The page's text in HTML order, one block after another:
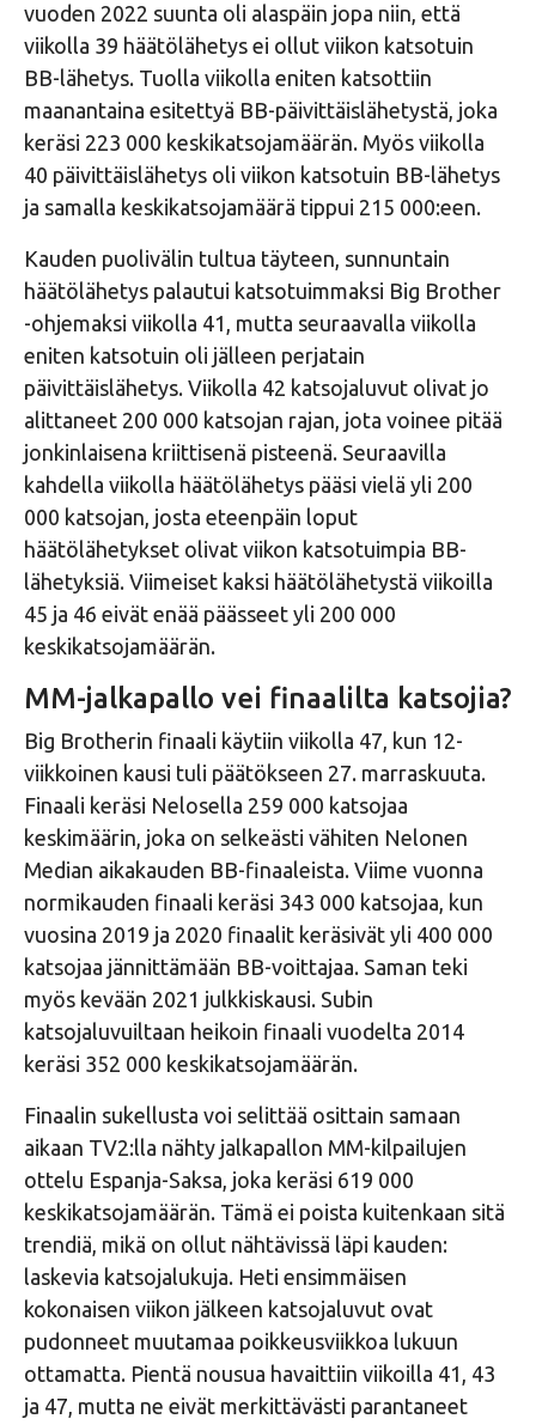
vuoden 2022 suunta oli alaspäin jopa niin, että
viikolla 39 häätölähetys ei ollut viikon katsotuin
BB-lähetys. Tuolla viikolla eniten katsottiin
maanantaina esitettyä BB-päivittäislähetystä, joka
keräsi 223 000 keskikatsojamäärän. Myös viikolla
40 päivittäislähetys oli viikon katsotuin BB-lähetys
ja samalla keskikatsojamäärä tippui 215 000:een.
Kauden puolivälin tultua täyteen, sunnuntain
häätölähetys palautui katsotuimmaksi Big Brother
-ohjemaksi viikolla 41, mutta seuraavalla viikolla
eniten katsotuin oli jälleen perjatain
päivittäislähetys. Viikolla 42 katsojaluvut olivat jo
alittaneet 200 000 katsojan rajan, jota voinee pitää
jonkinlaisena kriittisenä pisteenä. Seuraavilla
kahdella viikolla häätölähetys pääsi vielä yli 200
000 katsojan, josta eteenpäin loput
häätölähetykset olivat viikon katsotuimpia BB-
lähetyksiä. Viimeiset kaksi häätölähetystä viikoilla
45 ja 46 eivät enää päässeet yli 200 000
keskikatsojamäärän.
MM-jalkapallo vei finaalilta katsojia?
Big Brotherin finaali käytiin viikolla 47, kun 12-
viikkoinen kausi tuli päätökseen 27. marraskuuta.
Finaali keräsi Nelosella 259 000 katsojaa
keskimäärin, joka on selkeästi vähiten Nelonen
Median aikakauden BB-finaaleista. Viime vuonna
normikauden finaali keräsi 343 000 katsojaa, kun
vuosina 2019 ja 2020 finaalit keräsivät yli 400 000
katsojaa jännittämään BB-voittajaa. Saman teki
myös kevään 2021 julkkiskausi. Subin
katsojaluvuiltaan heikoin finaali vuodelta 2014
keräsi 352 000 keskikatsojamäärän.
Finaalin sukellusta voi selittää osittain samaan
aikaan TV2:lla nähty jalkapallon MM-kilpailujen
ottelu Espanja-Saksa, joka keräsi 619 000
keskikatsojamäärän. Tämä ei poista kuitenkaan sitä
trendiä, mikä on ollut nähtävissä läpi kauden:
laskevia katsojalukuja. Heti ensimmäisen
kokonaisen viikon jälkeen katsojaluvut ovat
pudonneet muutamaa poikkeusviikkoa lukuun
ottamatta. Pientä nousua havaittiin viikoilla 41, 43
ja 47, mutta ne eivät merkittävästi parantaneet